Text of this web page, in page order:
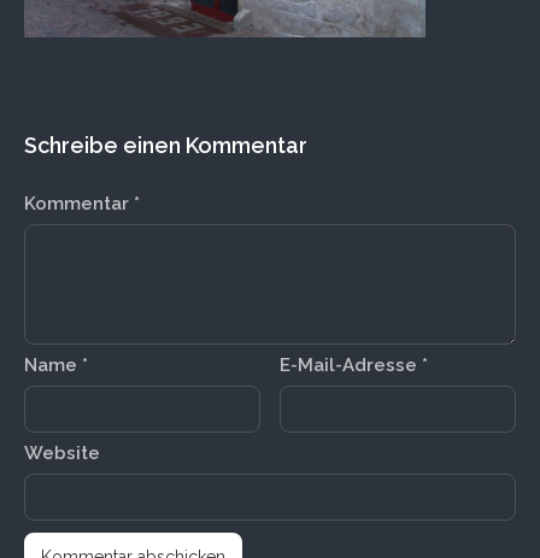
Schreibe einen Kommentar
Kommentar *
Name * E-Mail-Adresse *
Website